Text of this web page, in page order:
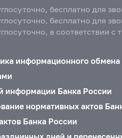
бесплатно для
бесплатно для
в соответствии
информационного обмена
информации Банка России
нормативных актов
Банка России